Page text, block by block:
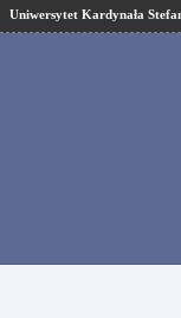
Uniwersytet Kardynała